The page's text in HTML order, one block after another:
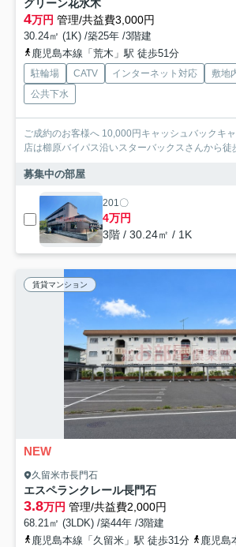
グリーン花水木
4万円 管理/共益費3,000円
30.24㎡ (1K) /築25年 /3階建
鹿児島本線「荒木」駅 徒歩51分
駐輪場 CATV インターネット対応
敷地
公共下水
ご成約のお客様へ 10,000円キャッシュバックキ
店は櫛原バイパス沿いスターバックスさんから徒
募集中の部屋
201〇
4万円
3階 / 30.24㎡ / 1K
賃貸マンション
NEW
久留米市長門石
エスペランクレール長門石
3.8万円 管理/共益費2,000円
68.21㎡ (3LDK) /築44年 /3階建
鹿児島本線「久留米」駅 徒歩31分
鹿児島本